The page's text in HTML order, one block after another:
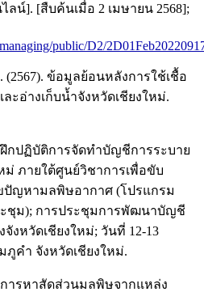
ลน์]. [สืบค้นเมื่อ 2 เมษายน 2568];
public/D2/
ข้อมูลย้อนหลังการใช้เชื้อ
ะอ่างเก็บน้ำจังหวัดเชียงใหม่.
ฝึกปฏิบัติการจัดทำบัญชีการระบาย
ม่ ภายใต้ศูนย์วิชาการเพื่อขับ
ปัญหามลพิษอากาศ (โปรแกรม
ะชุม); การประชุมการพัฒนาบัญชี
งหวัดเชียงใหม่; วันที่ 12-13
ภูคำ จังหวัดเชียงใหม่.
การหาสัดส่วนมลพิษจากแหล่ง